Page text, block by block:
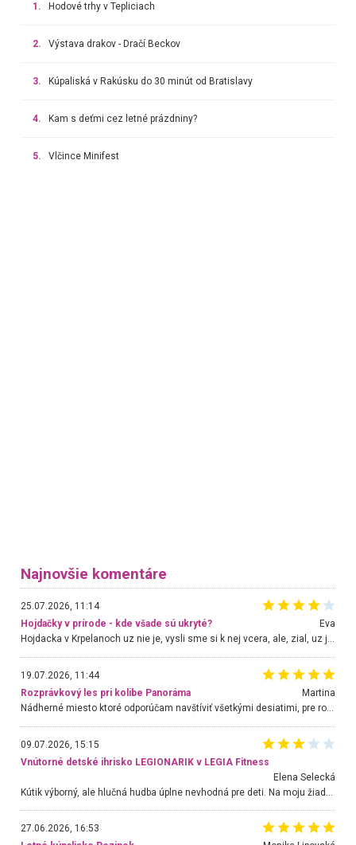
1. Hodové trhy v Tepliciach
2. Výstava drakov - Dračí Beckov
3. Kúpaliská v Rakúsku do 30 minút od Bratislavy
4. Kam s deťmi cez letné prázdniny?
5. Vlčince Minifest
Najnovšie komentáre
25.07.2026, 11:14
Hojdačky v prírode - kde všade sú ukryté?
Eva
Hojdacka v Krpelanoch uz nie je, vysli sme si k nej vcera, ale, zial, uz je znicena. Ak sem planujete cestu len kvoli hojdacke, mozete si ju usetrit. Krasny vyhlad je tu vsak aj bez hojdacky :-)
19.07.2026, 11:44
Rozprávkový les pri kolibe Panoráma
Martina
Nádherné miesto ktoré odporúčam navštíviť všetkými desiatimi, pre rodiny s deťmi, dôchodcom... Proste a jednoducho ozaj rozprávkový les.. určite ešte prídeme. Odniesli sme si na pamiatku krásne tričká,
09.07.2026, 15:15
Vnútorné detské ihrisko LEGIONARIK v LEGIA Fitness
Elena Selecká
27.06.2026, 16:53